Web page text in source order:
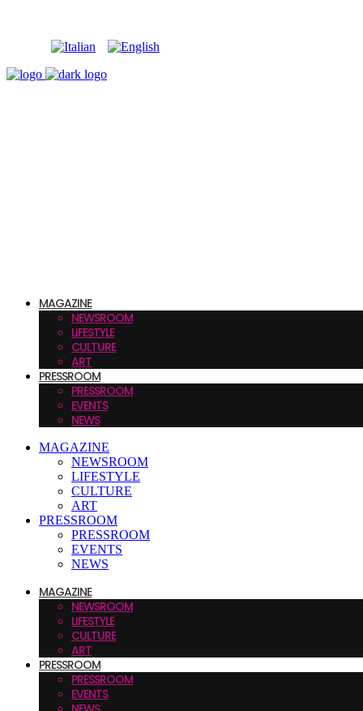
MAGAZINE
NEWSROOM
LIFESTYLE
CULTURE
ART
PRESSROOM
PRESSROOM
EVENTS
NEWS
MAGAZINE
NEWSROOM
LIFESTYLE
CULTURE
ART
PRESSROOM
PRESSROOM
EVENTS
NEWS
MAGAZINE
NEWSROOM
LIFESTYLE
CULTURE
ART
PRESSROOM
PRESSROOM
EVENTS